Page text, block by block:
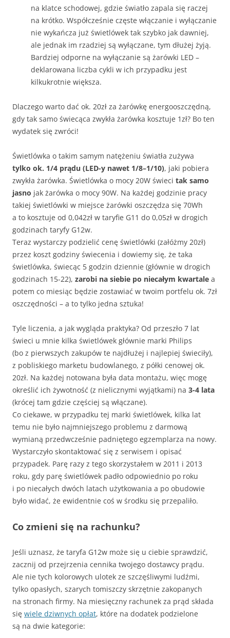
na klatce schodowej, gdzie światło zapala się raczej
na krótko. Współcześnie częste włączanie i wyłączanie
nie wykańcza już świetlówek tak szybko jak dawniej,
ale jednak im rzadziej są wyłączane, tym dłużej żyją.
Bardziej odporne na wyłączanie są żarówki LED –
deklarowana liczba cykli w ich przypadku jest
kilkukrotnie większa.
Dlaczego warto dać ok. 20zł za żarówkę energooszczędną,
gdy tak samo świecąca zwykła żarówka kosztuje 1zł? Bo ten
wydatek się zwróci!
Świetlówka o takim samym natężeniu światła zużywa
tylko ok. 1/4 prądu (LED-y nawet 1/8–1/10), jaki pobiera
zwykła żarówka. Świetlówka o mocy 20W świeci tak samo
jasno jak żarówka o mocy 90W. Na każdej godzinie pracy
takiej świetlówki w miejsce żarówki oszczędza się 70Wh
a to kosztuje od 0,042zł w taryfie G11 do 0,05zł w drogich
godzinach taryfy G12w.
Teraz wystarczy podzielić cenę świetlówki (załóżmy 20zł)
przez koszt godziny świecenia i dowiemy się, że taka
świetlówka, świecąc 5 godzin dziennie (głównie w drogich
godzinach 15-22), zarobi na siebie po niecałym kwartale a
potem co miesiąc będzie zostawiać w twoim portfelu ok. 7zł
oszczędności – a to tylko jedna sztuka!
Tyle liczenia, a jak wygląda praktyka? Od przeszło 7 lat
świeci u mnie kilka świetlówek głównie marki Philips
(bo z pierwszych zakupów te najdłużej i najlepiej świeciły),
z pobliskiego marketu budowlanego, z półki cenowej ok.
20zł. Na każdej notowana była data montażu, więc mogę
określić ich żywotność (z nielicznymi wyjątkami) na 3-4 lata
(krócej tam gdzie częściej są włączane).
Co ciekawe, w przypadku tej marki świetlówek, kilka lat
temu nie było najmniejszego problemu z darmową
wymianą przedwcześnie padniętego egzemplarza na nowy.
Wystarczyło skontaktować się z serwisem i opisać
przypadek. Parę razy z tego skorzystałem w 2011 i 2013
roku, gdy parę świetlówek padło odpowiednio po roku
i po niecałych dwóch latach użytkowania a po obudowie
było widać, że ewidentnie coś w środku się przepaliło.
Co zmieni się na rachunku?
Jeśli uznasz, że taryfa G12w może się u ciebie sprawdzić,
zacznij od przejrzenia cennika twojego dostawcy prądu.
Ale nie tych kolorowych ulotek ze szczęśliwymi ludźmi,
tylko opasłych, szarych tomiszczy skrzętnie zakopanych
na stronach firmy. Na miesięczny rachunek za prąd składa
się wiele dziwnych opłat, które na dodatek podzielone
są na dwie kategorie: